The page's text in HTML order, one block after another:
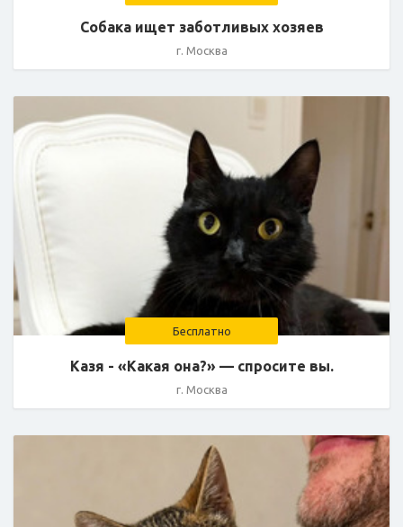
Собака ищет заботливых хозяев
г. Москва
Бесплатно
Казя - «Какая она?» — спросите вы.
г. Москва